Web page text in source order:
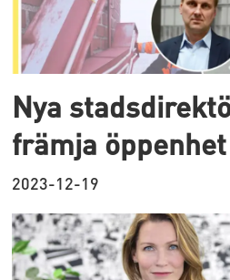
Nya
främja
2023-12-19